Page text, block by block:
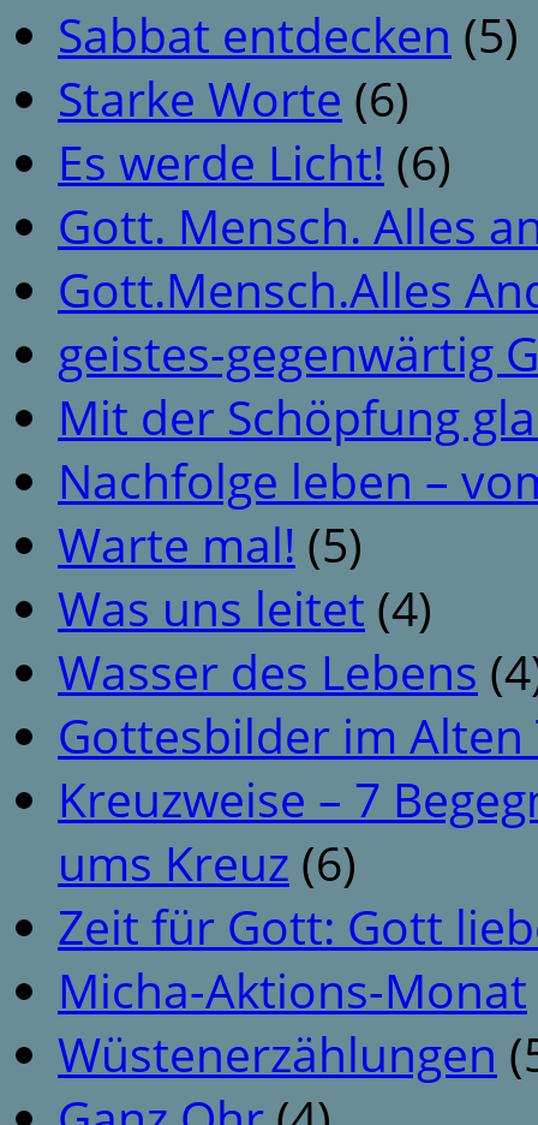
Sabbat entdecken (5)
Starke Worte (6)
Es werde Licht! (6)
Gott. Mensch. Alles
Gott.Mensch.Alles
geistes-gegenwärtig
Mit der Schöpfung
Nachfolge leben –
Warte mal! (5)
Was uns leitet (4)
Wasser des Lebens
Gottesbilder im
Kreuzweise – 7
ums Kreuz (6)
Zeit für Gott: Gott
Micha-Aktions-Monat
Wüstenerzählungen